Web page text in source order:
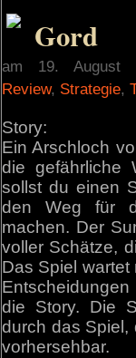
Gord
am 19. August
Review, Strategie,
Story:
Ein Arschloch
die gefährliche
sollst du einen
den Weg für
machen. Der
voller Schätze,
Das Spiel wartet
die Story. Die
durch das Spiel,
vorhersehbar.